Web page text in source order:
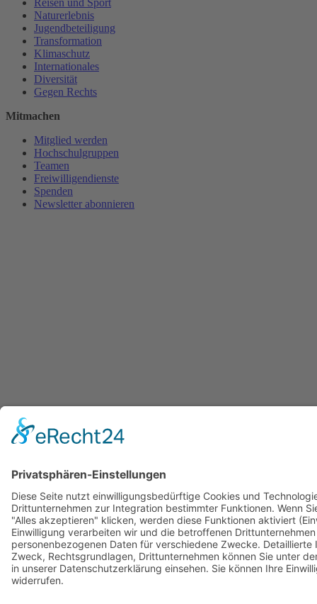
Naturerlebnis
Jugendbeteiligung
Transformation
Klimaschutz
Internationales
Diversität
Gegen Rechts
Mitmachen
Mitglied werden
Hochschulgruppen
Teamen
Freiwilligendienste
Spenden
Newsletter abonnieren